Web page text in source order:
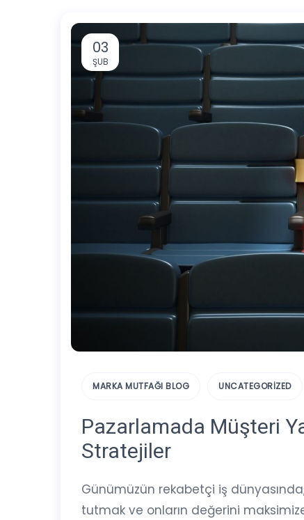
03
ŞUB
MARKA MUTFAĞI BLOG UNCATEGORIZED
Pazarlamada Müşteri
Stratejiler
Günümüzün rekabetçi iş
tutmak ve onların değerini